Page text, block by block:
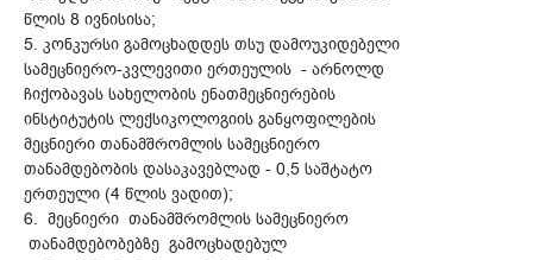
წლის 8 ივნისისა;
5. კონკურსი გამოცხადდეს თსუ დამოუკიდებელი
სამეცნიერო-კვლევითი ერთეულის - არნოლდ
ჩიქობავას სახელობის ენათმეცნიერების
ინსტიტუტის ლექსიკოლოგიის განყოფილების
მეცნიერი თანამშრომლის სამეცნიერო
თანამდებობის დასაკავებლად - 0,5 საშტატო
ერთეული (4 წლის ვადით);
6. მეცნიერი თანამშრომლის სამეცნიერო
თანამდებობებზე გამოცხადებულ